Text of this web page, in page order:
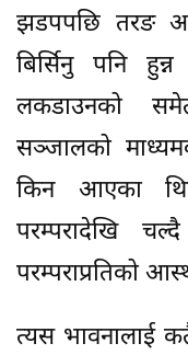
झडपपछि तरङ
बिर्सिनु पनि
लकडाउनको
सञ्जालको
किन आएका थिए
परम्परादेखि
परम्पराप्रतिको
त्यस भावनालाई